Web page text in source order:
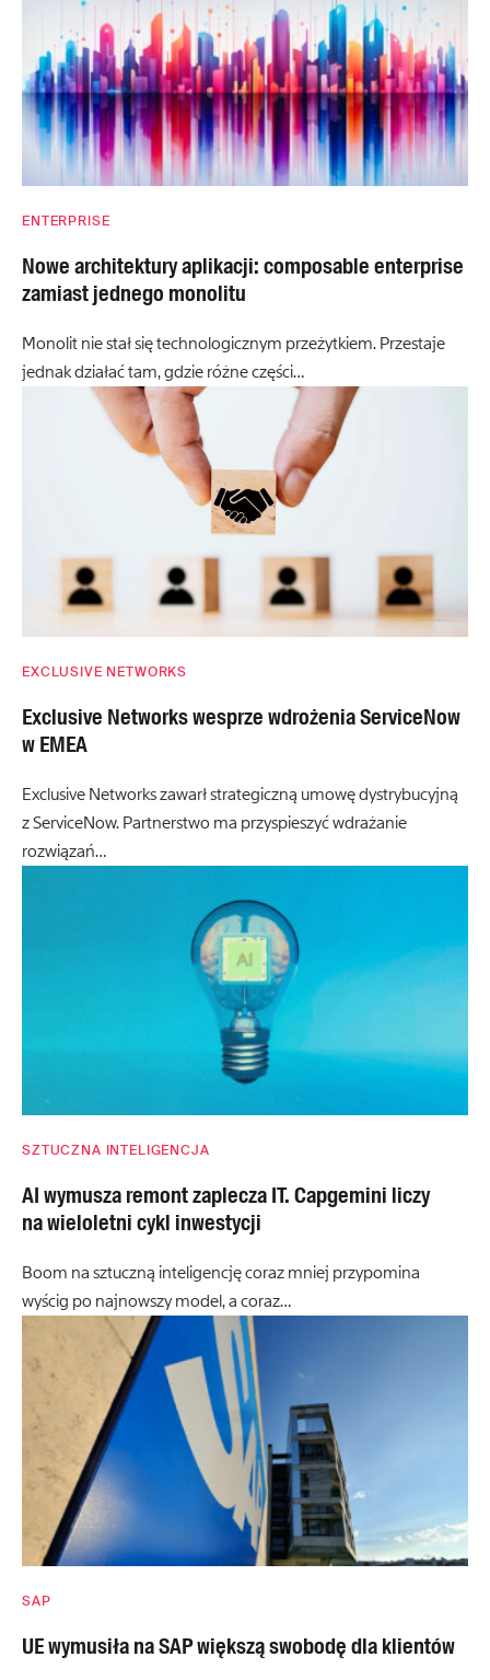
ENTERPRISE
Nowe architektury aplikacji: composable enterprise
zamiast jednego monolitu
Monolit nie stał się technologicznym przeżytkiem. Przestaje
jednak działać tam, gdzie różne części…
EXCLUSIVE NETWORKS
Exclusive Networks wesprze wdrożenia ServiceNow
w EMEA
Exclusive Networks zawarł strategiczną umowę dystrybucyjną
z ServiceNow. Partnerstwo ma przyspieszyć wdrażanie
rozwiązań…
SZTUCZNA INTELIGENCJA
AI wymusza remont zaplecza IT. Capgemini liczy
na wieloletni cykl inwestycji
Boom na sztuczną inteligencję coraz mniej przypomina
wyścig po najnowszy model, a coraz…
SAP
UE wymusiła na SAP większą swobodę dla klientów